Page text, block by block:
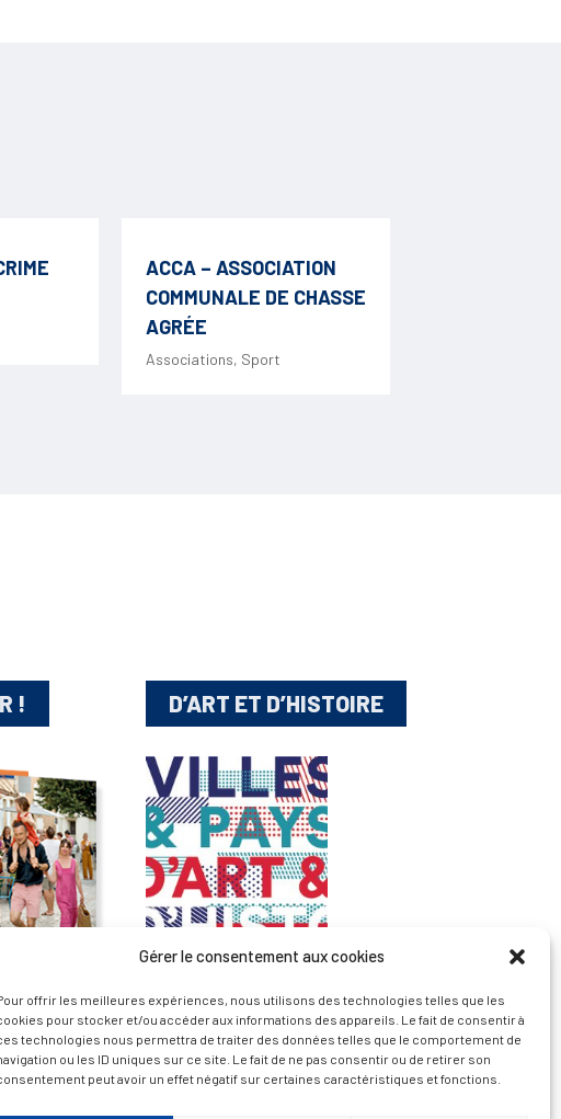
Gérer le consentement aux cookies
offrir les meilleures expériences, nous utilisons des technologies telles que les
pour stocker et/ou accéder aux informations des appareils. Le fait de consentir à
technologies nous permettra de traiter des données telles que le comportement de
ou les ID uniques sur ce site. Le fait de ne pas consentir ou de retirer son
peut avoir un effet négatif sur certaines caractéristiques et fonctions.
ACCA – ASSOCIATION
COMMUNALE DE CHASSE
AGRÉE
Associations, Sport
! D’ART ET D’HISTOIRE
— Découvrir et visiter